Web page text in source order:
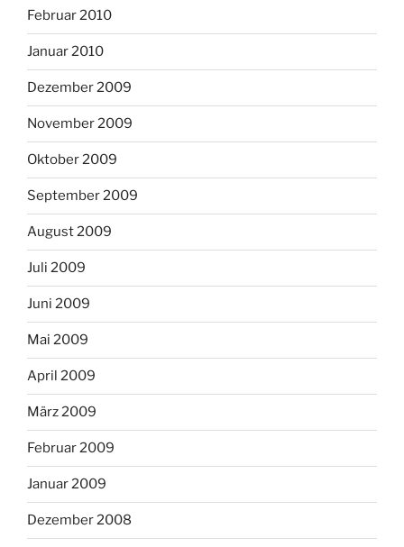
Februar 2010
Januar 2010
Dezember 2009
November 2009
Oktober 2009
September 2009
August 2009
Juli 2009
Juni 2009
Mai 2009
April 2009
März 2009
Februar 2009
Januar 2009
Dezember 2008